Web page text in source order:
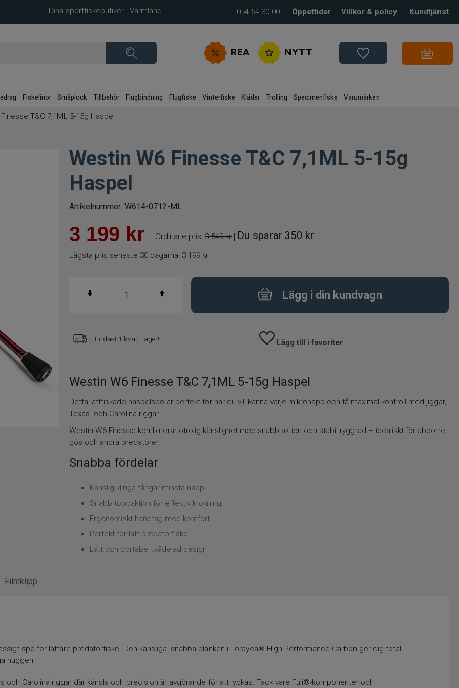
Dina sportfiskebutiker i Värmland 054-54 30 00 Öppettider Villkor & policy Kundtjänst
REA NYTT
Fiskelinor Småplock Tillbehör Flugbindning Flugfiske Vinterfiske Kläder Trolling Specimenfiske Varumärken
T&C 7,1ML 5-15g Haspel
Westin W6 Finesse T&C 7,1ML 5-15g
Haspel
Artikelnummer: W614-0712-ML
3 199 kr Ordinarie pris: 3 549 kr| Du sparar 350 kr
Lägsta pris senaste 30 dagarna: 3 199 kr
Lägg i din kundvagn
Endast 1 kvar i lager! Lägg till i favoriter
Westin W6 Finesse T&C 7,1ML 5-15g Haspel
Detta lättfiskade haspelspö är perfekt för när du vill känna varje mikronapp och få maximal kontroll med jiggar,
Texas- och Carolina-riggar.
Westin W6 Finesse kombinerar otrolig känslighet med snabb aktion och stabil ryggrad – idealiskt för abborre,
gös och andra predatorer.
Snabba fördelar
Känslig klinga fångar minsta napp
Snabb toppaktion för effektiv krokning
Ergonomiskt handtag med komfort
Perfekt för lätt predatorfiske
Lätt och portabel tvådelad design
spö för lättare predatorfiske. Den känsliga, snabba blanken i Torayca® High Performance Carbon ger dig total
huggen.
Carolina riggar där känsla och precision är avgörande för att lyckas. Tack vare Fuji®-komponenter och
Filmklipp